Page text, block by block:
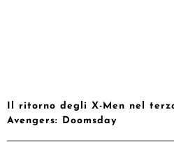
Il ritorno degli X-Men nel
Avengers: Doomsday